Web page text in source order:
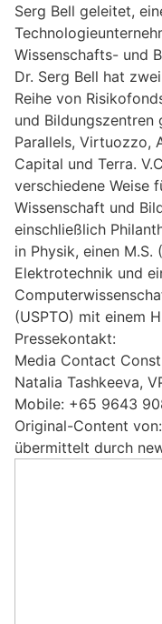
Serg Bell geleitet,
Wissenschafts- und
Dr. Serg Bell hat
Reihe von
und Bildungszentren
Parallels, Virtuozzo,
Capital und Terra.
verschiedene Weise
Wissenschaft und
einschließlich
in Physik, einen M.S.
Elektrotechnik und
(USPTO) mit einem
Pressekontakt:
Media Contact
Natalia Tashkeeva,
Mobile: +65 9643
Original-Content
übermittelt durch